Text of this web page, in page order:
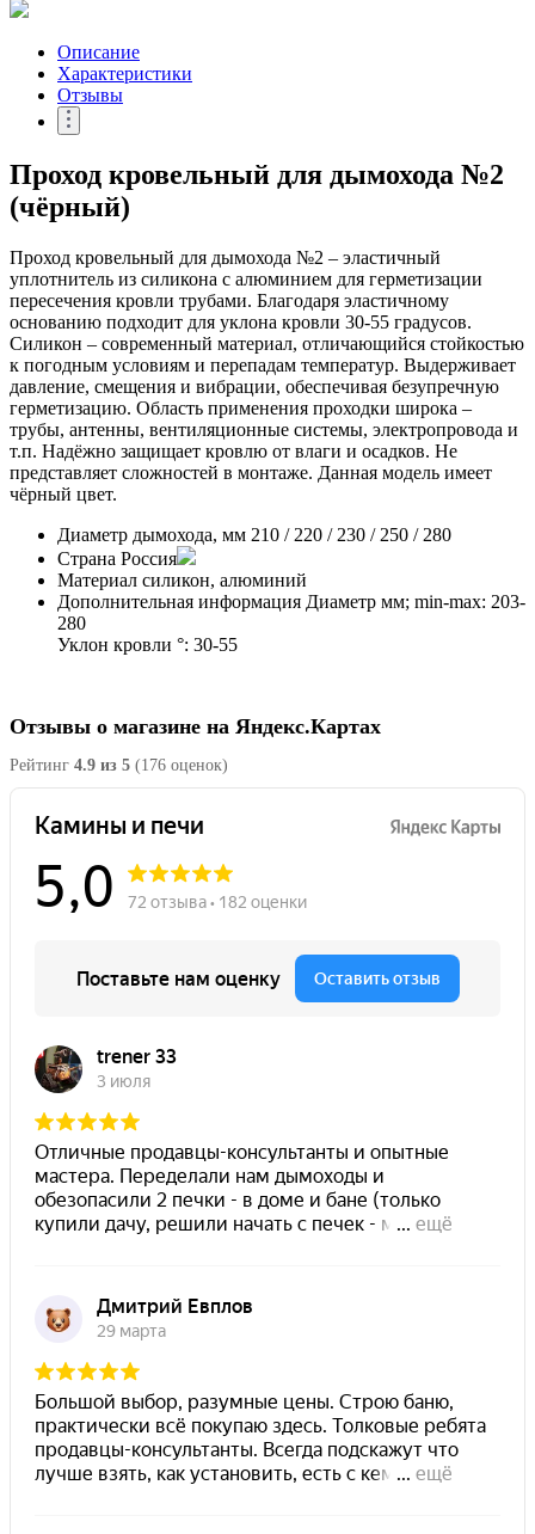
Описание
Характеристики
Отзывы
Проход кровельный для дымохода №2
(чёрный)
Проход кровельный для дымохода №2 – эластичный
уплотнитель из силикона с алюминием для герметизации
пересечения кровли трубами. Благодаря эластичному
основанию подходит для уклона кровли 30-55 градусов.
Силикон – современный материал, отличающийся стойкостью
к погодным условиям и перепадам температур. Выдерживает
давление, смещения и вибрации, обеспечивая безупречную
герметизацию. Область применения проходки широка –
трубы, антенны, вентиляционные системы, электропровода и
т.п. Надёжно защищает кровлю от влаги и осадков. Не
представляет сложностей в монтаже. Данная модель имеет
чёрный цвет.
Диаметр дымохода, мм 210 / 220 / 230 / 250 / 280
Страна Россия
Материал силикон, алюминий
Дополнительная информация Диаметр мм; min-max: 203-
280
Уклон кровли °: 30-55
Отзывы о магазине на Яндекс.Картах
Рейтинг 4.9 из 5 (176 оценок)